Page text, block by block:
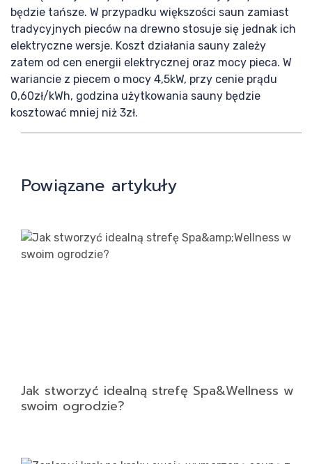
będzie tańsze. W przypadku większości saun zamiast
tradycyjnych pieców na drewno stosuje się jednak ich
elektryczne wersje. Koszt działania sauny zależy
zatem od cen energii elektrycznej oraz mocy pieca. W
wariancie z piecem o mocy 4,5kW, przy cenie prądu
0,60zł/kWh, godzina użytkowania sauny będzie
kosztować mniej niż 3zł.
Powiązane artykuły
Jak stworzyć idealną strefę Spa&Wellness w
swoim ogrodzie?